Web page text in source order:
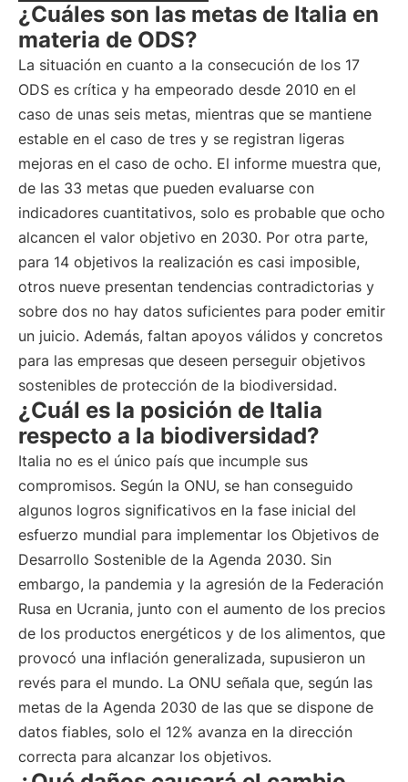
¿Cuáles son las metas de Italia en
materia de ODS?
La situación en cuanto a la consecución de los 17
ODS es crítica y ha empeorado desde 2010 en el
caso de unas seis metas, mientras que se mantiene
estable en el caso de tres y se registran ligeras
mejoras en el caso de ocho. El informe muestra que,
de las 33 metas que pueden evaluarse con
indicadores cuantitativos, solo es probable que ocho
alcancen el valor objetivo en 2030. Por otra parte,
para 14 objetivos la realización es casi imposible,
otros nueve presentan tendencias contradictorias y
sobre dos no hay datos suficientes para poder emitir
un juicio. Además, faltan apoyos válidos y concretos
para las empresas que deseen perseguir objetivos
sostenibles de protección de la biodiversidad.
¿Cuál es la posición de Italia
respecto a la biodiversidad?
Italia no es el único país que incumple sus
compromisos. Según la ONU, se han conseguido
algunos logros significativos en la fase inicial del
esfuerzo mundial para implementar los Objetivos de
Desarrollo Sostenible de la Agenda 2030. Sin
embargo, la pandemia y la agresión de la Federación
Rusa en Ucrania, junto con el aumento de los precios
de los productos energéticos y de los alimentos, que
provocó una inflación generalizada, supusieron un
revés para el mundo. La ONU señala que, según las
metas de la Agenda 2030 de las que se dispone de
datos fiables, solo el 12% avanza en la dirección
correcta para alcanzar los objetivos.